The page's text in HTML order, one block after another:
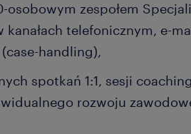
osobowym zespołem
kanałach telefonicznym, e-
handling),
spotkań 1:1, sesji
rozwoju